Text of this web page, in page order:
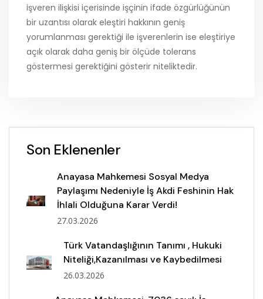
işveren ilişkisi içerisinde işçinin ifade özgürlüğünün
bir uzantısı olarak eleştiri hakkının geniş
yorumlanması gerektiği ile işverenlerin ise eleştiriye
açık olarak daha geniş bir ölçüde tolerans
göstermesi gerektiğini gösterir niteliktedir.
Son Eklenenler
Anayasa Mahkemesi Sosyal Medya
Paylaşımı Nedeniyle İş Akdi Feshinin Hak
İhlali Olduğuna Karar Verdi!
27.03.2026
Türk Vatandaşlığının Tanımı , Hukuki
Niteliği,Kazanılması ve Kaybedilmesi
26.03.2026